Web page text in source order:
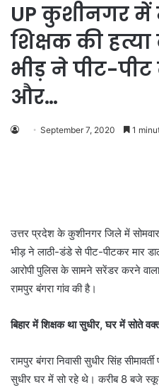
UP कुशीनगर में
शिक्षक की
भीड़ ने पीट-
और…
September 7, 2020 1
उत्तर प्रदेश के कुशीनगर जिले में
भीड़ ने लाठी-डंडे से पीट-पीटकर मार
आरोपी पुलिस के सामने सरेंडर करने
रामपुर बंगरा गांव की है।
बिहार में शिक्षक था सुधीर, घर में सोते
रामपुर बंगरा निवासी सुधीर सिंह
सुधीर घर में सो रहे थे। करीब 8 बजे